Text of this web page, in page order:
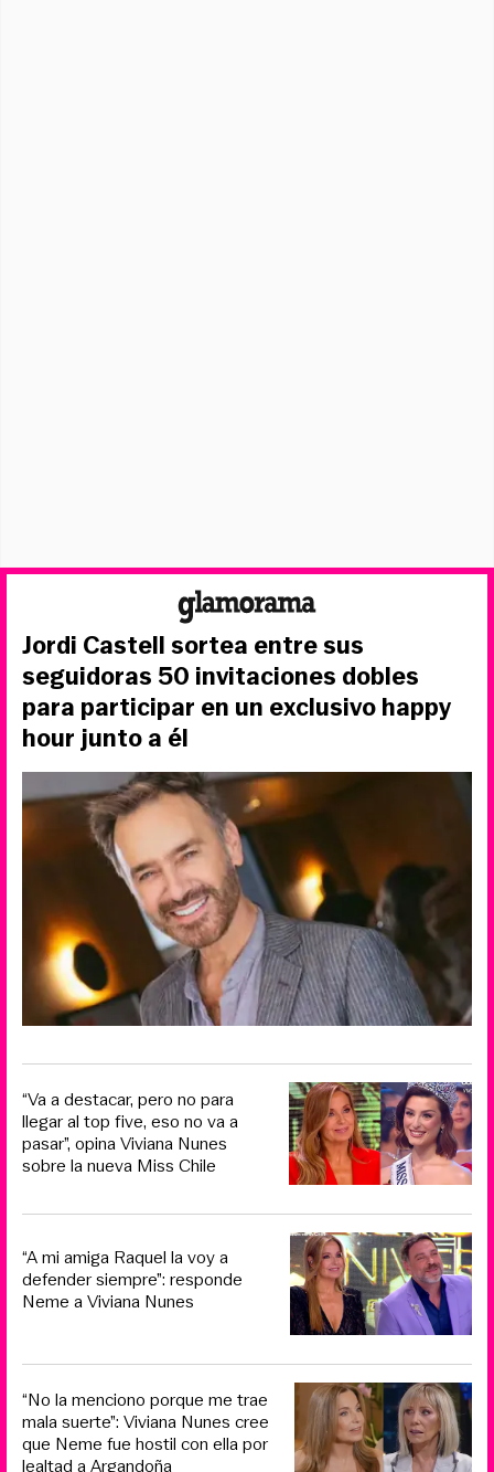
Jordi Castell sortea entre sus
seguidoras 50 invitaciones dobles
para participar en un exclusivo happy
hour junto a él
“Va a destacar, pero no para
llegar al top five, eso no va a
pasar”, opina Viviana Nunes
sobre la nueva Miss Chile
“A mi amiga Raquel la voy a
defender siempre”: responde
Neme a Viviana Nunes
“No la menciono porque me trae
mala suerte”: Viviana Nunes cree
que Neme fue hostil con ella por
lealtad a Argandoña